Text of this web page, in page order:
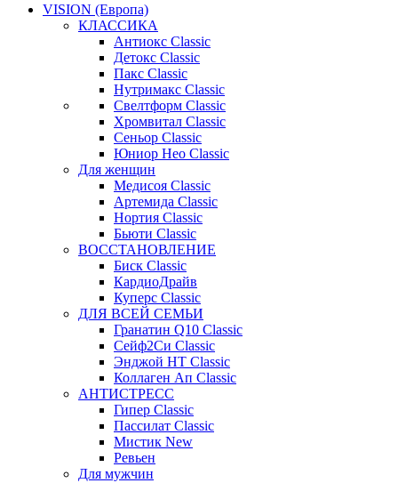
VISION (Европа)
КЛАССИКА
Антиокс Classic
Детокс Classic
Пакс Classic
Нутримакс Classic
Свелтформ Classic
Хромвитал Classic
Сеньор Classic
Юниор Нео Classic
Для женщин
Медисоя Classic
Артемида Classic
Нортия Classic
Бьюти Classic
ВОССТАНОВЛЕНИЕ
Биск Classic
КардиоДрайв
Куперс Classic
ДЛЯ ВСЕЙ СЕМЬИ
Гранатин Q10 Classic
Сейф2Си Classic
Энджой НТ Classic
Коллаген Ап Classic
АНТИСТРЕСС
Гипер Classic
Пассилат Classic
Мистик New
Ревьен
Для мужчин